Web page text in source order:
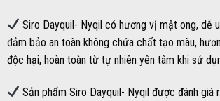
Siro Dayquil- Nyqil có hương vị mật ong, dễ
đảm bảo an toàn không chứa chất tạo màu,
độc hại, hoàn toàn từ tự nhiên yên tâm khi sử
Sản phẩm Siro Dayquil- Nyqil được đánh giá